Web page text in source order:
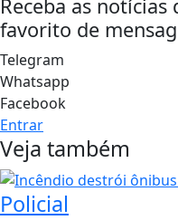
Receba as
favorito de
Telegram
Whatsapp
Facebook
Entrar
Veja também
Policial